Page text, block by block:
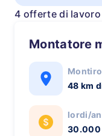
4 offerte di
Montatore
48 km
lordi/
30.000